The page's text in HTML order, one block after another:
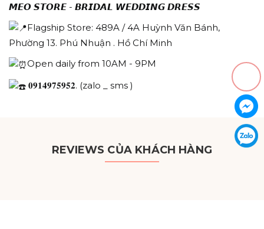
𝙈𝙀𝙊 𝙎𝙏𝙊𝙍𝙀 - 𝘽𝙍𝙄𝘿𝘼𝙇 𝙒𝙀𝘿𝘿𝙄𝙉𝙂 𝘿𝙍𝙀𝙎𝙎
Flagship Store: 489A / 4A Huỳnh Văn Bánh,
Phường 13. Phú Nhuận . Hồ Chí Minh
Open daily from 10AM - 9PM
𝟎𝟗𝟏𝟒𝟗𝟕𝟓𝟗𝟓𝟐. (zalo _ sms )
REVIEWS CỦA KHÁCH HÀNG